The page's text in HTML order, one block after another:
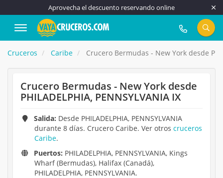
Aprovecha el descuento reservando online
917 815 555
Cruceros Caribe Crucero Bermudas - New York desde
Crucero Bermudas - New York desde
PHILADELPHIA, PENNSYLVANIA IX
Salida: Desde PHILADELPHIA, PENNSYLVANIA
durante 8 días. Crucero Caribe. Ver otros cruceros
Caribe.
Puertos: PHILADELPHIA, PENNSYLVANIA, Kings
Wharf (Bermudas), Halifax (Canadá),
PHILADELPHIA, PENNSYLVANIA.